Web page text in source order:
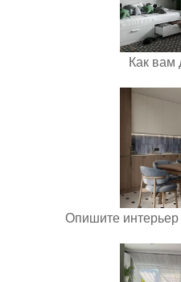
Как вам
Опишите интерьер